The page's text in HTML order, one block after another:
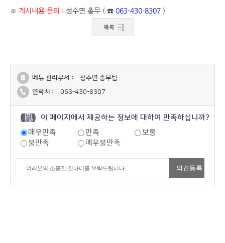
※ 게시내용 문의 : 성수면 총무 ( ☎ 063-430-8307 )
메뉴 관리부서 :
성수면 총무팀
연락처 :
063-430-8307
이 페이지에서 제공하는 정보에 대하여 만족하십니까?
매우만족
만족
보통
불만족
매우불만족